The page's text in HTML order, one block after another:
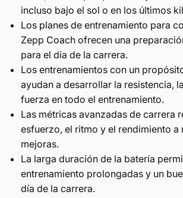
incluso bajo el sol o en los últimos
Los planes de entrenamiento para
Zepp Coach ofrecen una
para el día de la carrera.
Los entrenamientos con un
ayudan a desarrollar la resistencia,
fuerza en todo el entrenamiento.
Las métricas avanzadas de carrera
esfuerzo, el ritmo y el rendimiento a
mejoras.
La larga duración de la batería
entrenamiento prolongadas y un
día de la carrera.